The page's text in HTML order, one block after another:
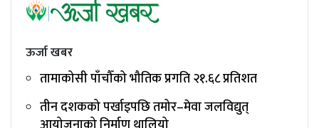
ऊर्जा खबर
तामाकोसी पाँचौँको भौतिक प्रगति २१.६८ प्रतिशत
तीन दशकको पर्खाइपछि तमोर–मेवा जलविद्युत्